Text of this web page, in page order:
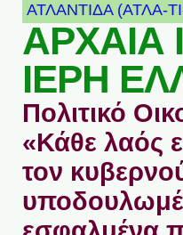
ΑΤΛΑΝΤΊΔΑ (ΑΤΛΑ-
ΙΕΡΗ
Πολιτικό
«Κάθε λαός
τον